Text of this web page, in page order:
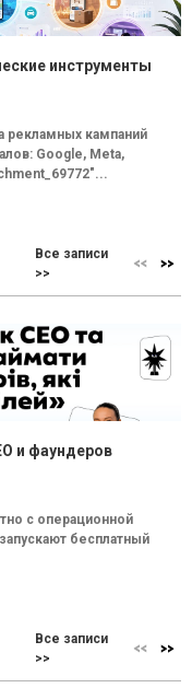
инструменты
рекламных кампаний
Google, Meta,
Все записи
>>
и фаундеров
с операционной
бесплатный
Все записи
>>